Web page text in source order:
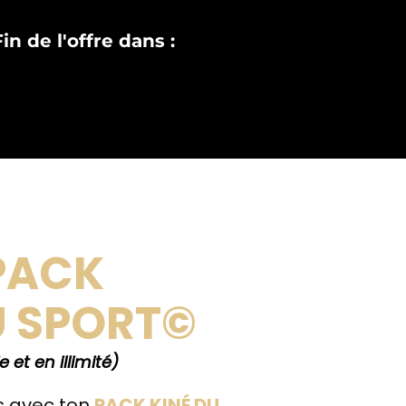
de l'offre dans :
SPORT©
et en illimité)